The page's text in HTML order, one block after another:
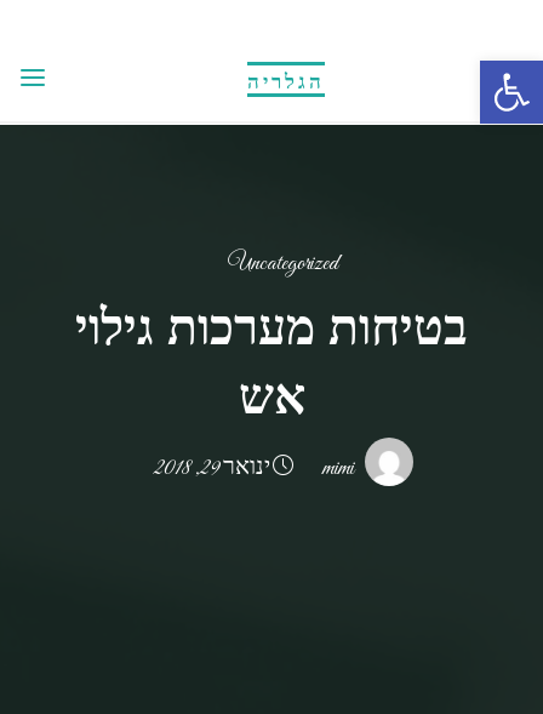
Open toolbar
content
הגלריה
Uncategorized
בטיחות מערכות גילוי
אש
mimi ינואר 29, 2018